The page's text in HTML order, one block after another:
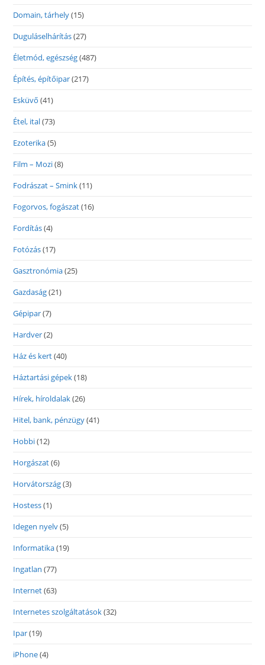
Domain, tárhely(15)
Duguláselhárítás(27)
Életmód, egészség(487)
Építés, építőipar(217)
Esküvő (41)
Étel, ital(73)
Ezoterika(5)
Film – Mozi(8)
Fodrászat – Smink(11)
Fogorvos, fogászat(16)
Fordítás(4)
Fotózás(17)
Gasztronómia(25)
Gazdaság(21)
Gépipar(7)
Hardver(2)
Ház és kert(40)
Háztartási gépek(18)
Hírek, híroldalak(26)
Hitel, bank, pénzügy(41)
Hobbi(12)
Horgászat(6)
Horvátország(3)
Hostess(1)
Idegen nyelv(5)
Informatika(19)
Ingatlan (77)
Internet(63)
Internetes szolgáltatások(32)
Ipar(19)
iPhone(4)